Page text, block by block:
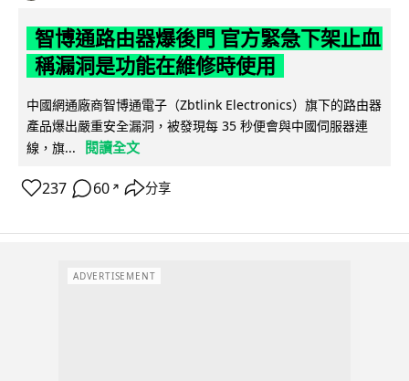
智博通路由器爆後門 官方緊急下架止血
稱漏洞是功能在維修時使用
中國網通廠商智博通電子（Zbtlink Electronics）旗下的路由器
產品爆出嚴重安全漏洞，被發現每 35 秒便會與中國伺服器連
線，旗...
閱讀全文
237 60 ↗ 分享
ADVERTISEMENT